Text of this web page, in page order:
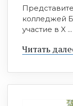
колледжей
участие в X ...
Читать